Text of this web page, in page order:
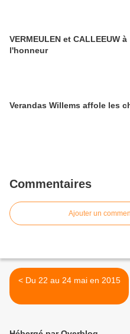
VERMEULEN et CALLEEUW à
l'honneur
Verandas Willems affole les
Commentaires
Ajouter un
< Du 22 au 24 mai en 2015